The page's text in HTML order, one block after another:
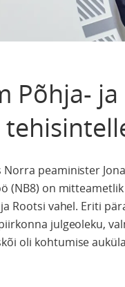
Põhja-
Norra peaminister
(NB8) on
Rootsi vahel. Eriti
julgeoleku,
oli kohtumise